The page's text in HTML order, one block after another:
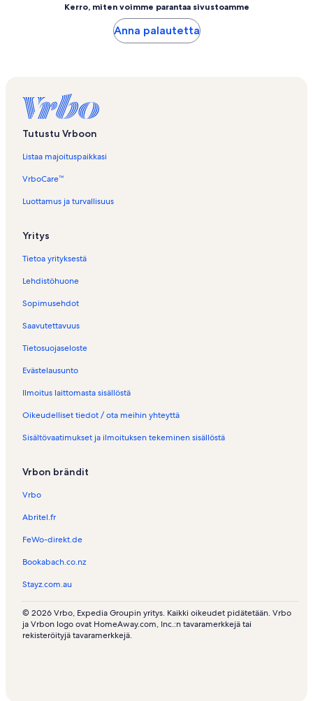
Kerro, miten voimme parantaa sivustoamme
Anna palautetta
Tutustu Vrboon
Listaa majoituspaikkasi
VrboCare™
Luottamus ja turvallisuus
Yritys
Tietoa yrityksestä
Lehdistöhuone
Sopimusehdot
Saavutettavuus
Tietosuojaseloste
Evästelausunto
Ilmoitus laittomasta sisällöstä
Oikeudelliset tiedot / ota meihin yhteyttä
Sisältövaatimukset ja ilmoituksen tekeminen sisällöstä
Vrbon brändit
Vrbo
Abritel.fr
FeWo-direkt.de
Bookabach.co.nz
Stayz.com.au
© 2026 Vrbo, Expedia Groupin yritys. Kaikki oikeudet pidätetään. Vrbo
ja Vrbon logo ovat HomeAway.com, Inc.:n tavaramerkkejä tai
rekisteröityjä tavaramerkkejä.